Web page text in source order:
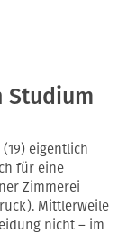
Studium
eigentlich
für eine
Zimmerei
Mittlerweile
nicht – im